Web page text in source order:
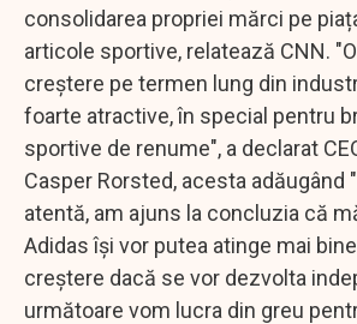
consolidarea propriei mărci pe
articole sportive, relatează CNN.
creștere pe termen lung din
foarte atractive, în special pentru
sportive de renume", a declarat
Casper Rorsted, acesta adăugând
atentă, am ajuns la concluzia că
Adidas își vor putea atinge mai
creștere dacă se vor dezvolta
următoare vom lucra din greu